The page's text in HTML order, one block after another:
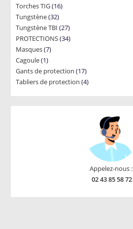
Torches TIG 1616
Tungstène 3232
products
Tungstène TBI 2727
products
PROTECTIONS 3434
Masques 77
Cagoule 11
product
Gants de protection 1717
products
Tabliers de protection 44
Appelez-nous :
02 43 85 58 72